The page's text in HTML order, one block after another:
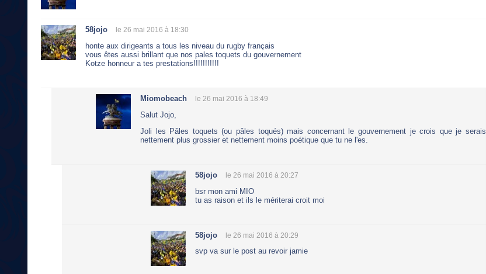
58jojo le 26 mai 2016 à 18:30
honte aux dirigeants a tous les niveau du rugby français
vous êtes aussi brillant que nos pales toquets du gouvernement
Kotze honneur a tes prestations!!!!!!!!!!!
Miomobeach le 26 mai 2016 à 18:49
Salut Jojo,
Joli les Pâles toquets (ou pâles toqués) mais concernant le gouvernement je crois que je serais
nettement plus grossier et nettement moins poétique que tu ne l'es.
58jojo le 26 mai 2016 à 20:27
bsr mon ami MIO
tu as raison et ils le mériterai croit moi
58jojo le 26 mai 2016 à 20:29
svp va sur le post au revoir jamie